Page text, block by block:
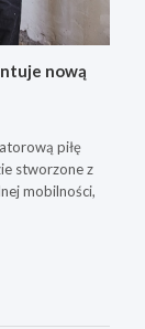
nową
piłę
stworzone z
mobilności,